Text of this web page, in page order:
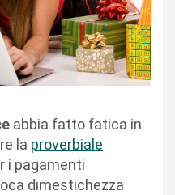
abbia fatto fatica in
la proverbiale
i pagamenti
dimestichezza